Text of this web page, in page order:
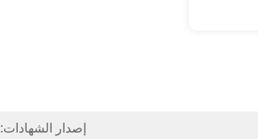
إصدار الشهادات: